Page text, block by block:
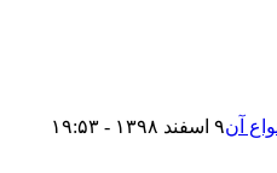
آن۹ اسفند ۱۳۹۸ - ۱۹:۵۳